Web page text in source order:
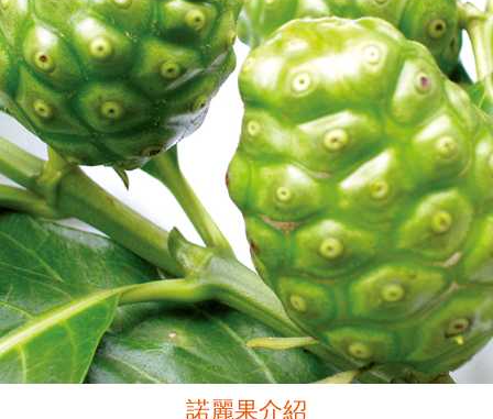
諾麗果介紹